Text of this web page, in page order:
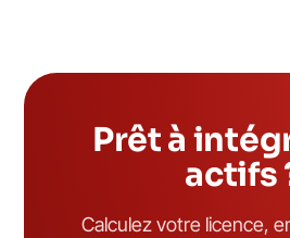
Prêt à
actifs
Calculez votre licence,